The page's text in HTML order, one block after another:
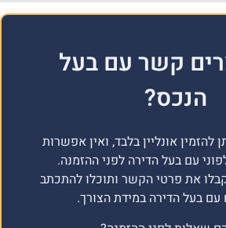
קשר עם בעל
הנכס?
להזמין אונליין בלבד, ואין אפשרות
עם בעל הדירה לפני ההזמנה.
את פרטי הקשר ותוכלו להתכתב
בעל הדירה במידת הצורך.